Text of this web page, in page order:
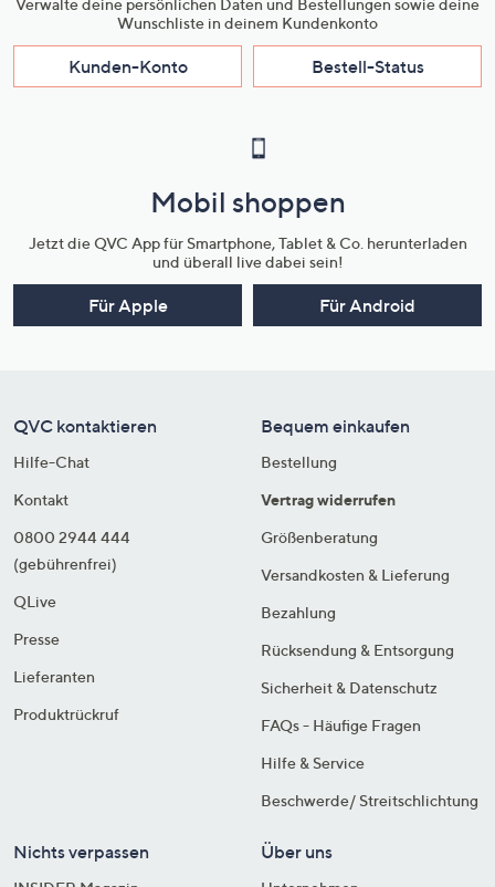
Wunschliste in deinem Kundenkonto
Kunden-Konto Bestell-Status
Mobil shoppen
Jetzt die QVC App für Smartphone, Tablet & Co. herunterladen
und überall live dabei sein!
Für Apple Für Android
QVC kontaktieren
Hilfe-Chat
Kontakt
0800 2944 444
(gebührenfrei)
QLive
Presse
Lieferanten
Produktrückruf
Bequem einkaufen
Bestellung
Vertrag widerrufen
Größenberatung
Versandkosten & Lieferung
Bezahlung
Rücksendung & Entsorgung
Sicherheit & Datenschutz
FAQs - Häufige Fragen
Hilfe & Service
Beschwerde/ Streitschlichtung
Nichts verpassen Über uns